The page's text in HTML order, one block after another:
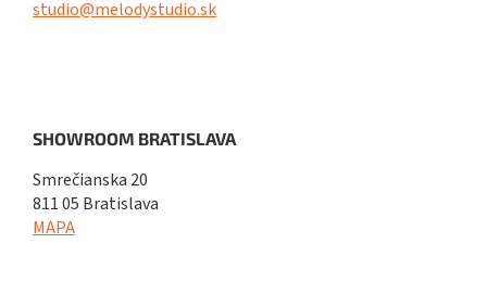
studio@melodystudio.sk
SHOWROOM BRATISLAVA
Smrečianska 20
811 05 Bratislava
MAPA